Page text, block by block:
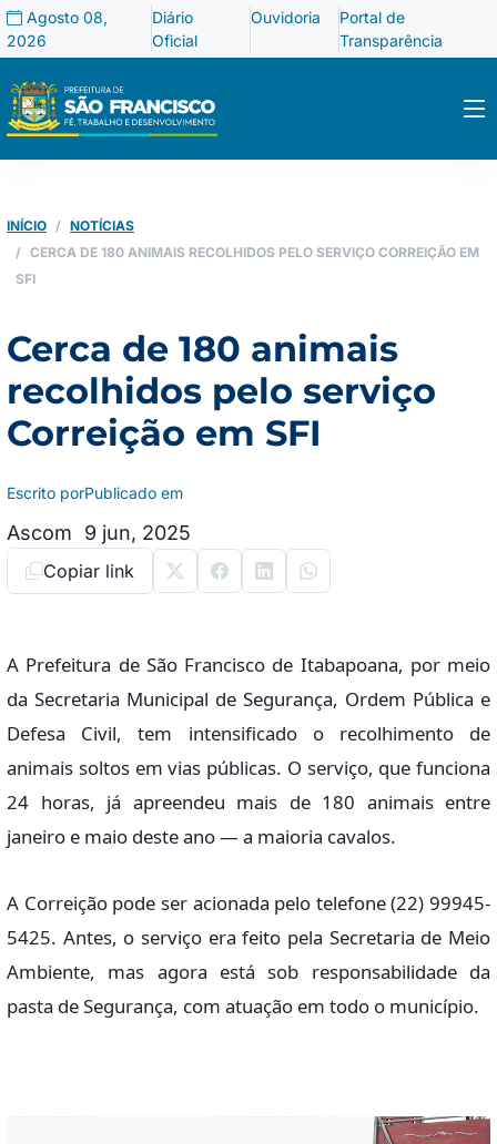
Agosto 08,
2026
Diário
Oficial
Ouvidoria
Portal de
Transparência
INÍCIO
NOTÍCIAS
CERCA DE 180 ANIMAIS RECOLHIDOS PELO SERVIÇO CORREIÇÃO EM
SFI
Cerca de 180 animais
recolhidos pelo serviço
Correição em SFI
Escrito por
Ascom
Publicado em
9 jun, 2025
Copiar link
A Prefeitura de São Francisco de Itabapoana, por meio
da Secretaria Municipal de Segurança, Ordem Pública e
Defesa Civil, tem intensificado o recolhimento de
animais soltos em vias públicas. O serviço, que funciona
24 horas, já apreendeu mais de 180 animais entre
janeiro e maio deste ano — a maioria cavalos.
A Correição pode ser acionada pelo telefone (22) 99945-
5425. Antes, o serviço era feito pela Secretaria de Meio
Ambiente, mas agora está sob responsabilidade da
pasta de Segurança, com atuação em todo o município.